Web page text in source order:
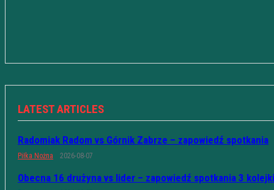
LATEST ARTICLES
Radomiak Radom vs Górnik Zabrze – zapowiedź spotkania
Piłka Nożna 2026-08-07
Obecna 16 drużyna vs lider – zapowiedź spotkania 3 kolejki